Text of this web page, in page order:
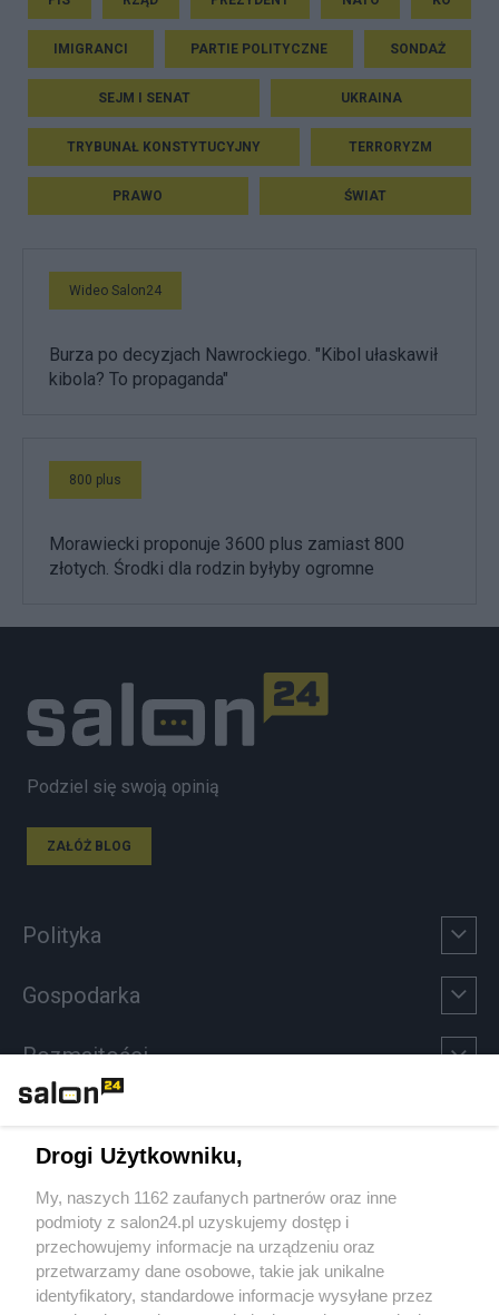
IMIGRANCI PARTIE POLITYCZNE SONDAŻ
SEJM I SENAT UKRAINA
TRYBUNAŁ KONSTYTUCYJNY TERRORYZM
PRAWO ŚWIAT
Wideo Salon24
Burza po decyzjach Nawrockiego. "Kibol ułaskawił
kibola? To propaganda"
800 plus
Morawiecki proponuje 3600 plus zamiast 800
złotych. Środki dla rodzin byłyby ogromne
Podziel się swoją opinią
ZAŁÓŻ BLOG
Polityka
Gospodarka
Rozmaitości
Sport
Społeczeństwo
Kultura
Drogi Użytkowniku,
My, naszych 1162 zaufanych partnerów oraz inne
podmioty z salon24.pl uzyskujemy dostęp i
przechowujemy informacje na urządzeniu oraz
przetwarzamy dane osobowe, takie jak unikalne
identyfikatory, standardowe informacje wysyłane przez